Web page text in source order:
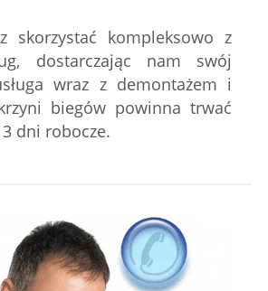
skorzystać kompleksowo z
dostarczając nam swój
wraz z demontażem i
biegów powinna trwać
dni robocze.